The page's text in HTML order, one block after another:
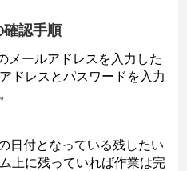
確認手順
メールアドレスを入力した
ドレスとパスワードを入力
日付となっている残したい
上に残っていれば作業は完